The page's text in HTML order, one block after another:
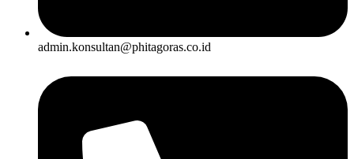
admin.konsultan@phitagoras.co.id